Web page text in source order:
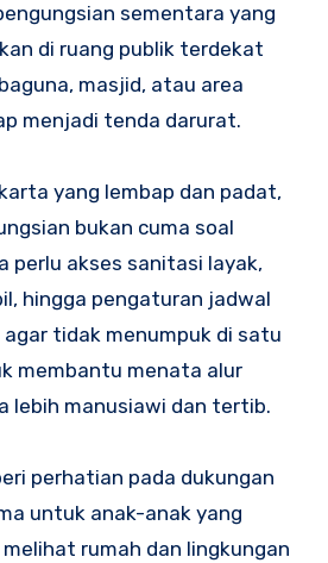
sementara yang
di ruang publik terdekat
masjid, atau area
menjadi tenda darurat.
yang lembap dan padat,
bukan cuma soal
perlu akses sanitasi layak,
hingga pengaturan jadwal
tidak menumpuk di satu
membantu menata alur
lebih manusiawi dan tertib.
perhatian pada dukungan
untuk anak-anak yang
rumah dan lingkungan